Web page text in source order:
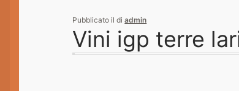
Pubblicato ildiadmin
Vini igp terre